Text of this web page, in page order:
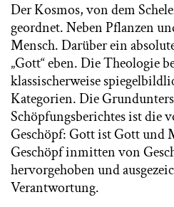
Der Kosmos, von dem
geordnet. Neben Pflanzen
Mensch. Darüber ein
„Gott“ eben. Die Theologie
klassischerweise
Kategorien. Die
Schöpfungsberichtes ist die
Geschöpf: Gott ist Gott und
Geschöpf inmitten von
hervorgehoben und
Verantwortung.